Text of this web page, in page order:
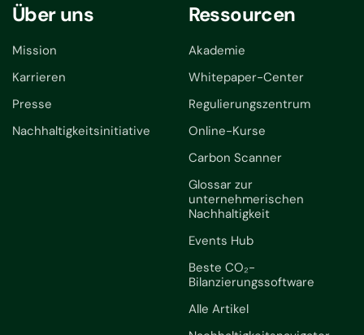
Über uns
Mission
Karrieren
Presse
Nachhaltigkeitsinitiative
Ressourcen
Akademie
Whitepaper-Center
Regulierungszentrum
Online-Kurse
Carbon Scanner
Glossar zur
unternehmerischen
Nachhaltigkeit
Events Hub
Beste CO₂-
Bilanzierungssoftware
Alle Artikel